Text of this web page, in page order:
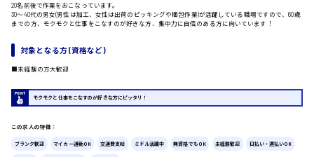
製造・軽作業・物流系
製造オペレーター
検品・包装・箱詰め
20名前後で作業をおこなっています。
30〜40代の男女(男性は加工、女性は出荷のピッキングや梱包作業)が活躍している職場ですので、60歳
までの方、モクモクと仕事をこなすのが好きな方、集中力に自信のある方に向いています！
対象となる方 (資格など)
■未経験の方大歓迎
モクモクと仕事をこなすのが好きな方にピッタリ！
この求人の特徴：
ブランク歓迎 マイカー通勤OK 交通費支給 ミドル活躍中 無資格でもOK 未経験歓迎 日払い・週払いOK